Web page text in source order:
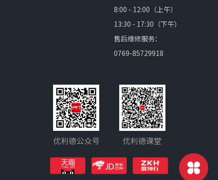
8:00 - 12:00（上午）
13:30 - 17:30（下午）
售后维修服务：
0769-85729918
优利德公众号 优利德课堂